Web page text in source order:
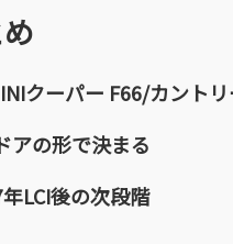
クーパー F66/カント
アの形で決まる
LCI後の次段階